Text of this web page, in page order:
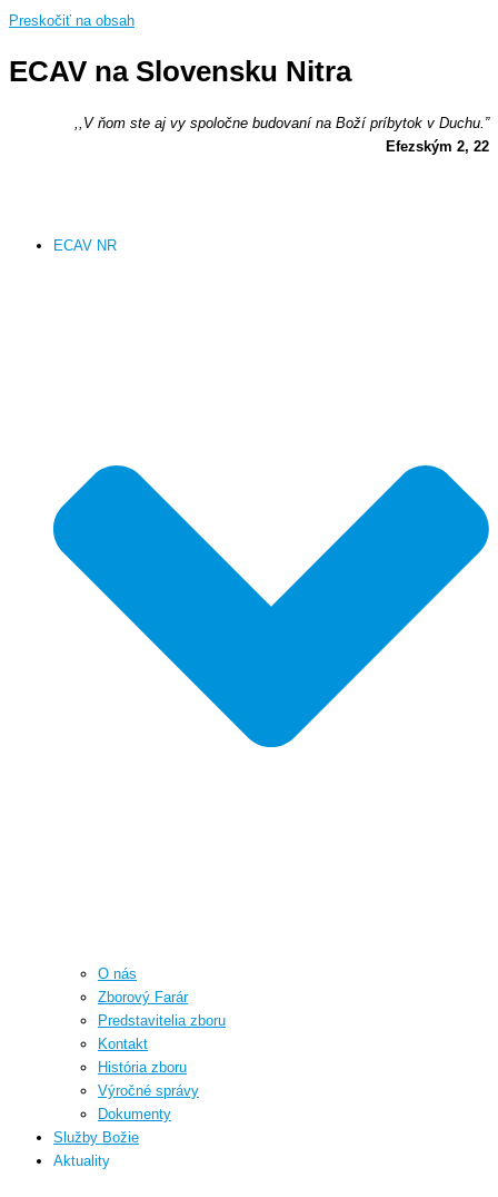
Preskočiť na obsah
ECAV na Slovensku Nitra
,,V ňom ste aj vy spoločne budovaní na Boží príbytok v Duchu.”
Efezským 2, 22
ECAV NR
O nás
Zborový Farár
Predstavitelia zboru
Kontakt
História zboru
Výročné správy
Dokumenty
Služby Božie
Aktuality